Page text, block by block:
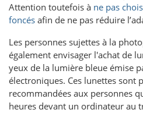
Attention toutefois à ne pas
foncés afin de ne pas réduire
Les personnes sujettes à la
également envisager l'achat de
yeux de la lumière bleue émise
électroniques. Ces lunettes sont
recommandées aux personnes
heures devant un ordinateur au